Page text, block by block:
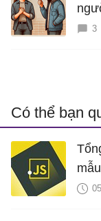
3
Có thể bạn
mẫu